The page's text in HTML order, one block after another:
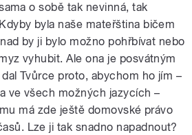
o sobě tak nevinná, tak
byla naše mateřština bičem
by ji bylo možno pohřbívat nebo
vyhubit. Ale ona je posvátným
Tvůrce proto, abychom ho jím –
ve všech možných jazycích –
má zde ještě domovské právo
Lze ji tak snadno napadnout?